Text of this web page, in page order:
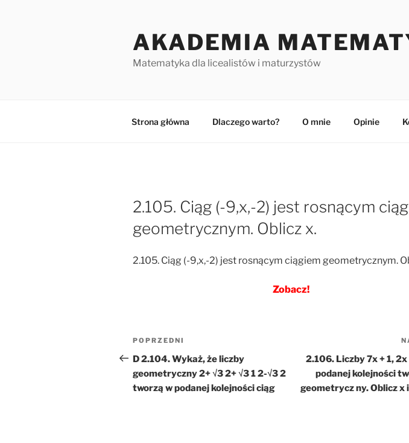
AKADEMIA
Matematyka dla licealistów i maturzystów
Strona główna Dlaczego warto? O mnie Opinie
2.105. Ciąg (-9,x,-2) jest rosnącym
geometrycznym. Oblicz x.
2.105. Ciąg (-9,x,-2) jest rosnącym ciągiem geometrycznym.
Zobacz!
Nawigacja
wpisu
Poprzedni
wpis
POPRZEDNI
D 2.104. Wykaż, że liczby
geometryczny 2+ √3 2+ √3 1 2-√3 2
tworzą w podanej kolejności ciąg
2.106. Liczby 7x + 1, 2x
podanej kolejności
geometrycz ny. Oblicz x